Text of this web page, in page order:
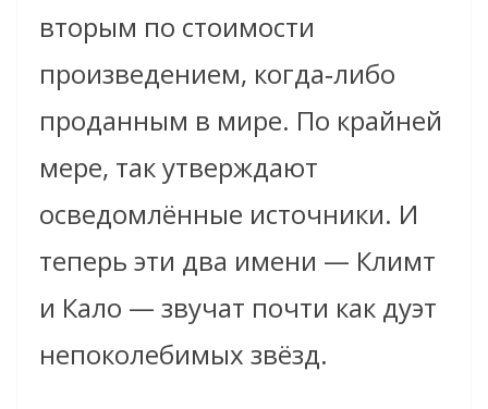
вторым по стоимости
произведением, когда‑либо
проданным в мире. По крайней
мере, так утверждают
осведомлённые источники. И
теперь эти два имени — Климт
и Кало — звучат почти как дуэт
непоколебимых звёзд.